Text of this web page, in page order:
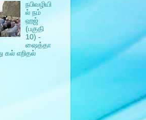
நபிவழியி
ல் நம்
ஹஜ்
(பகுதி
10) -
ஷைத்தா
கல் எறிதல்